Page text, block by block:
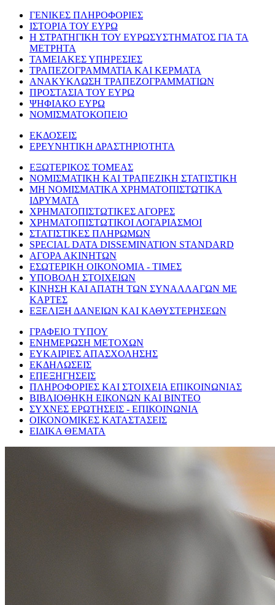
ΓΕΝΙΚΕΣ ΠΛΗΡΟΦΟΡΙΕΣ
ΙΣΤΟΡΙΑ ΤΟΥ ΕΥΡΩ
Η ΣΤΡΑΤΗΓΙΚΗ ΤΟΥ ΕΥΡΩΣΥΣΤΗΜΑΤΟΣ ΓΙΑ ΤΑ
ΜΕΤΡΗΤΑ
ΤΑΜΕΙΑΚΕΣ ΥΠΗΡΕΣΙΕΣ
ΤΡΑΠΕΖΟΓΡΑΜΜΑΤΙΑ ΚΑΙ ΚΕΡΜΑΤΑ
ΑΝΑΚΥΚΛΩΣΗ ΤΡΑΠΕΖΟΓΡΑΜΜΑΤΙΩΝ
ΠΡΟΣΤΑΣΙΑ ΤΟΥ ΕΥΡΩ
ΨΗΦΙΑΚΟ ΕΥΡΩ
ΝΟΜΙΣΜΑΤΟΚΟΠΕΙΟ
ΕΚΔΟΣΕΙΣ
ΕΡΕΥΝΗΤΙΚΗ ΔΡΑΣΤΗΡΙΟΤΗΤΑ
ΕΞΩΤΕΡΙΚΟΣ ΤΟΜΕΑΣ
ΝΟΜΙΣΜΑΤΙΚΗ ΚΑΙ ΤΡΑΠΕΖΙΚΗ ΣΤΑΤΙΣΤΙΚΗ
ΜΗ ΝΟΜΙΣΜΑΤΙΚΑ ΧΡΗΜΑΤΟΠΙΣΤΩΤΙΚΑ
ΙΔΡΥΜΑΤΑ
ΧΡΗΜΑΤΟΠΙΣΤΩΤΙΚΕΣ ΑΓΟΡΕΣ
ΧΡΗΜΑΤΟΠΙΣΤΩΤΙΚΟΙ ΛΟΓΑΡΙΑΣΜΟΙ
ΣΤΑΤΙΣΤΙΚΕΣ ΠΛΗΡΩΜΩΝ
SPECIAL DATA DISSEMINATION STANDARD
ΑΓΟΡΑ ΑΚΙΝΗΤΩΝ
ΕΣΩΤΕΡΙΚΗ ΟΙΚΟΝΟΜΙΑ - ΤΙΜΕΣ
ΥΠΟΒΟΛΗ ΣΤΟΙΧΕΙΩΝ
ΚΙΝΗΣΗ ΚΑΙ ΑΠΑΤΗ ΤΩΝ ΣΥΝΑΛΛΑΓΩΝ ΜΕ
ΚΑΡΤΕΣ
ΕΞΕΛΙΞΗ ΔΑΝΕΙΩΝ ΚΑΙ ΚΑΘΥΣΤΕΡΗΣΕΩΝ
ΓΡΑΦΕΙΟ ΤΥΠΟΥ
ΕΝΗΜΕΡΩΣΗ ΜΕΤΟΧΩΝ
ΕΥΚΑΙΡΙΕΣ ΑΠΑΣΧΟΛΗΣΗΣ
ΕΚΔΗΛΩΣΕΙΣ
ΕΠΕΞΗΓΗΣΕΙΣ
ΠΛΗΡΟΦΟΡΙΕΣ ΚΑΙ ΣΤΟΙΧΕΙΑ ΕΠΙΚΟΙΝΩΝΙΑΣ
ΒΙΒΛΙΟΘΗΚΗ ΕΙΚΟΝΩΝ ΚΑΙ ΒΙΝΤΕΟ
ΣΥΧΝΕΣ ΕΡΩΤΗΣΕΙΣ - ΕΠΙΚΟΙΝΩΝΙΑ
ΟΙΚΟΝΟΜΙΚΕΣ ΚΑΤΑΣΤΑΣΕΙΣ
ΕΙΔΙΚΑ ΘΕΜΑΤΑ